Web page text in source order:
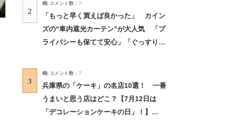
2
コメント数： 7
「もっと早く買えば良かった」 カイン
ズの“車内遮光カーテン”が大人気 「プ
ライバシーも保てて安心」「ぐっすり眠
3
コメント数： 7
兵庫県の「ケーキ」の名店10選！ 一番
うまいと思う店はどこ？【7月12日は
「デコレーションケーキの日」！】